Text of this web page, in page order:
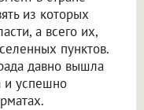
из которых
а всего их,
пунктов.
давно вышла
и успешно